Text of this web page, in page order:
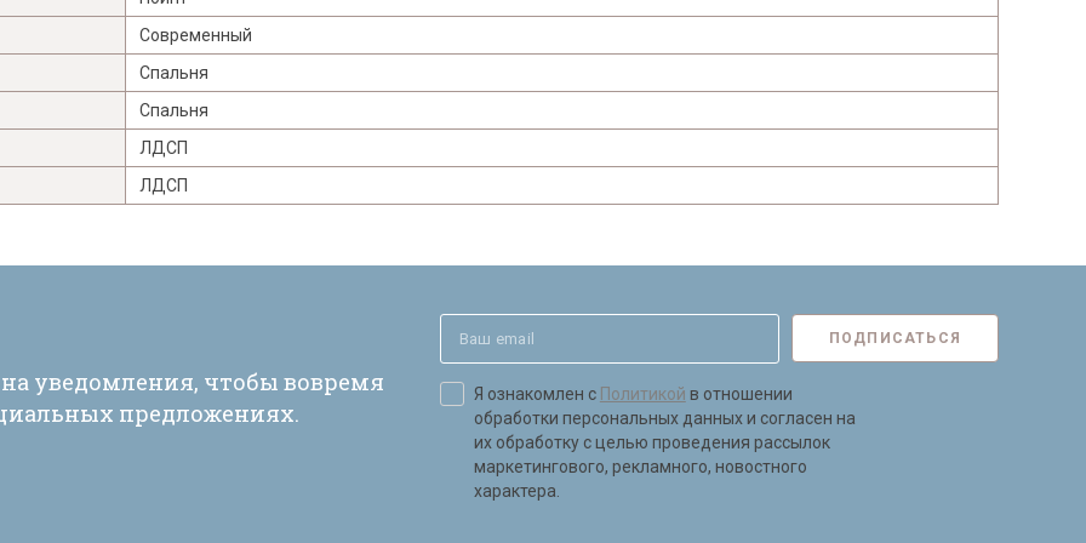
Современный
Спальня
Спальня
ЛДСП
ЛДСП
уведомления, чтобы вовремя
предложениях.
ПОДПИСАТЬСЯ
Я ознакомлен с Политикой в отношении
обработки персональных данных и согласен на
их обработку с целью проведения рассылок
маркетингового, рекламного, новостного
характера.